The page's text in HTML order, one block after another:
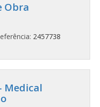
Obra
2457738
Medical